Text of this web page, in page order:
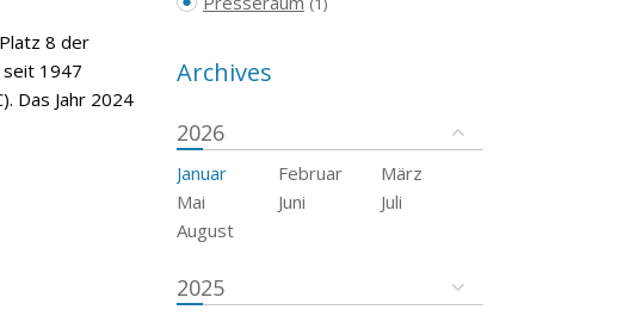
8 der
seit 1947
Das Jahr 2024
Archives
2026
Januar Februar
März
Mai
Juni
Juli
August
2025